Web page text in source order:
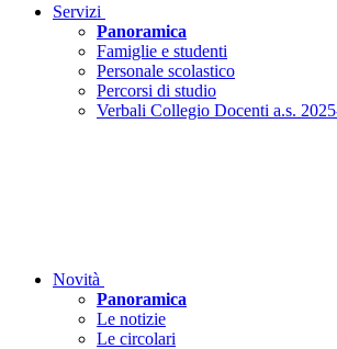
Servizi
Panoramica
Famiglie e studenti
Personale scolastico
Percorsi di studio
Verbali Collegio Docenti a.s.
Novità
Panoramica
Le notizie
Le circolari